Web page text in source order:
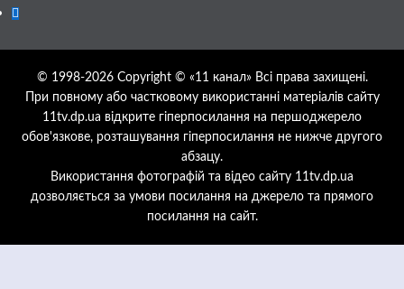
Google
© 1998-2026 Copyright © «11 канал» Всі права захищені.
При повному або частковому використанні матеріалів сайту
11tv.dp.ua відкрите гіперпосилання на першоджерело
обов'язкове, розташування гіперпосилання не нижче другого
абзацу.
Використання фотографій та відео сайту 11tv.dp.ua
дозволяється за умови посилання на джерело та прямого
посилання на сайт.